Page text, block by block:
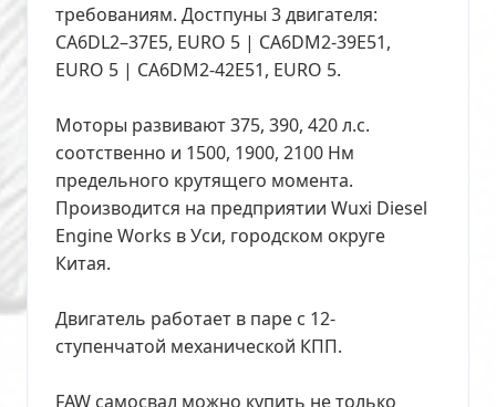
требованиям. Достпуны 3 двигателя:
CA6DL2–37E5, EURO 5 | CA6DM2-39E51,
EURO 5 | CA6DM2-42E51, EURO 5.
Моторы развивают 375, 390, 420 л.с.
соотственно и 1500, 1900, 2100 Нм
предельного крутящего момента.
Производится на предприятии Wuxi Diesel
Engine Works в Уси, городском округе
Китая.
Двигатель работает в паре с 12-
ступенчатой механической КПП.
FAW самосвал можно купить не только